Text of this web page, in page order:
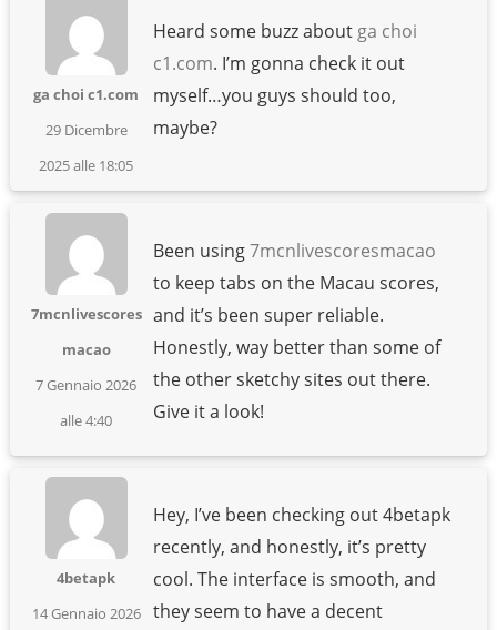
ga choi c1.com
29 Dicembre
2025 alle 18:05
Heard some buzz about ga choi
c1.com. I’m gonna check it out
myself…you guys should too,
maybe?
7mcnlivescores
macao
7 Gennaio 2026
alle 4:40
Been using7mcnlivescoresmacao
to keep tabs on the Macau scores,
and it’s been super reliable.
Honestly, way better than some of
the other sketchy sites out there.
Give it a look!
4betapk
14 Gennaio 2026
Hey, I’ve been checking out 4betapk
recently, and honestly, it’s pretty
cool. The interface is smooth, and
they seem to have a decent